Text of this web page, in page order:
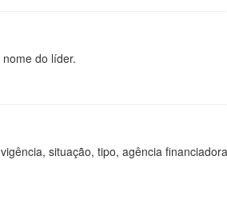
do líder.
situação, tipo, agência